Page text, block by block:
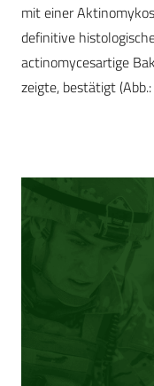
mit einer
definitive
actinomycesartige
zeigte, bestätigt